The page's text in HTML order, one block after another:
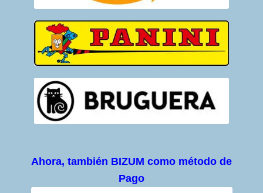
Ahora, también BIZUM como método de
Pago